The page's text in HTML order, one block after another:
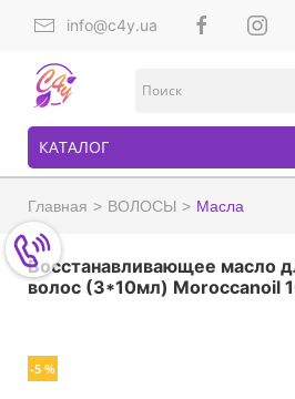
info@c4y.ua
КАТАЛОГ
Главная ВОЛОСЫ Масла
Восстанавливающее масло
волос (3*10мл) Moroccanoil
-5 %